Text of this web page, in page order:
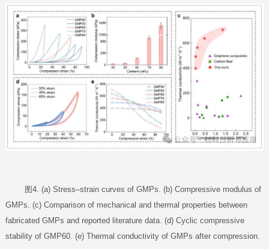
图4. (a) Stress–strain curves of GMPs. (b) Compressive modulus of
GMPs. (c) Comparison of mechanical and thermal properties between
fabricated GMPs and reported literature data. (d) Cyclic compressive
stability of GMP60. (e) Thermal conductivity of GMPs after compression.